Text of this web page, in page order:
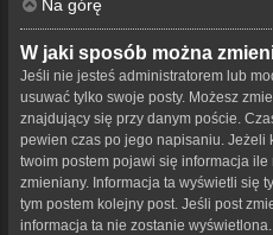
Na górę
W jaki sposób można
Jeśli nie jesteś administratorem lub
usuwać tylko swoje posty. Możesz
znajdujący się przy danym poście.
pewien czas po jego napisaniu. Jeżeli
twoim postem pojawi się informacja ile
zmieniany. Informacja ta wyświetli się
tym postem kolejny post. Jeśli post
informacja ta nie zostanie